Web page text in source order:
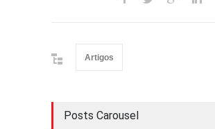
Artigos
Posts Carousel